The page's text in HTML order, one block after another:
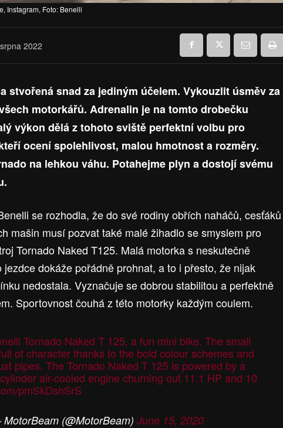
Instagram, Foto: Benelli
2022
stvořená snad za jediným účelem. Vykouzlit úsměv za
motorkářů. Adrenalin je na tomto drobečku
výkon dělá z tohoto sviště perfektní volbu pro
ocení spolehlivost, malou hmotnost a rozměry.
na lehkou váhu. Potahejme plyn a dostojí svému
se rozhodla, že do své rodiny obřích naháčů, cesťáků
mašin musí pozvat také malé žihadlo se smyslem pro
Tornado Naked T125. Malá motorka s neskutečně
dokáže pořádně prohnat, a to i přesto, že nijak
nedostala. Vyznačuje se dobrou stabilitou a perfektně
Sportovnost čouhá z této motorky každým coulem.
Tornado Naked T 125, a fun mini bike. The small
of character thanks to the bold colour schemes and
pipes. The Tornado Naked T 125 is powered by a
air-cooled engine churning out 11.1 HP and 10
pmSkDshSrS
(@MotorBeam)June 15, 2020